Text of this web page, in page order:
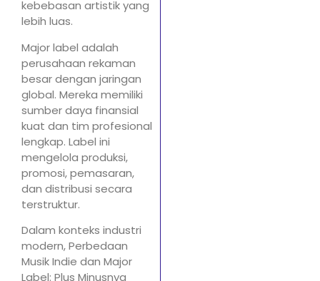
kebebasan artistik yang
lebih luas.
Major label adalah
perusahaan rekaman
besar dengan jaringan
global. Mereka memiliki
sumber daya finansial
kuat dan tim profesional
lengkap. Label ini
mengelola produksi,
promosi, pemasaran,
dan distribusi secara
terstruktur.
Dalam konteks industri
modern, Perbedaan
Musik Indie dan Major
Label: Plus Minusnya